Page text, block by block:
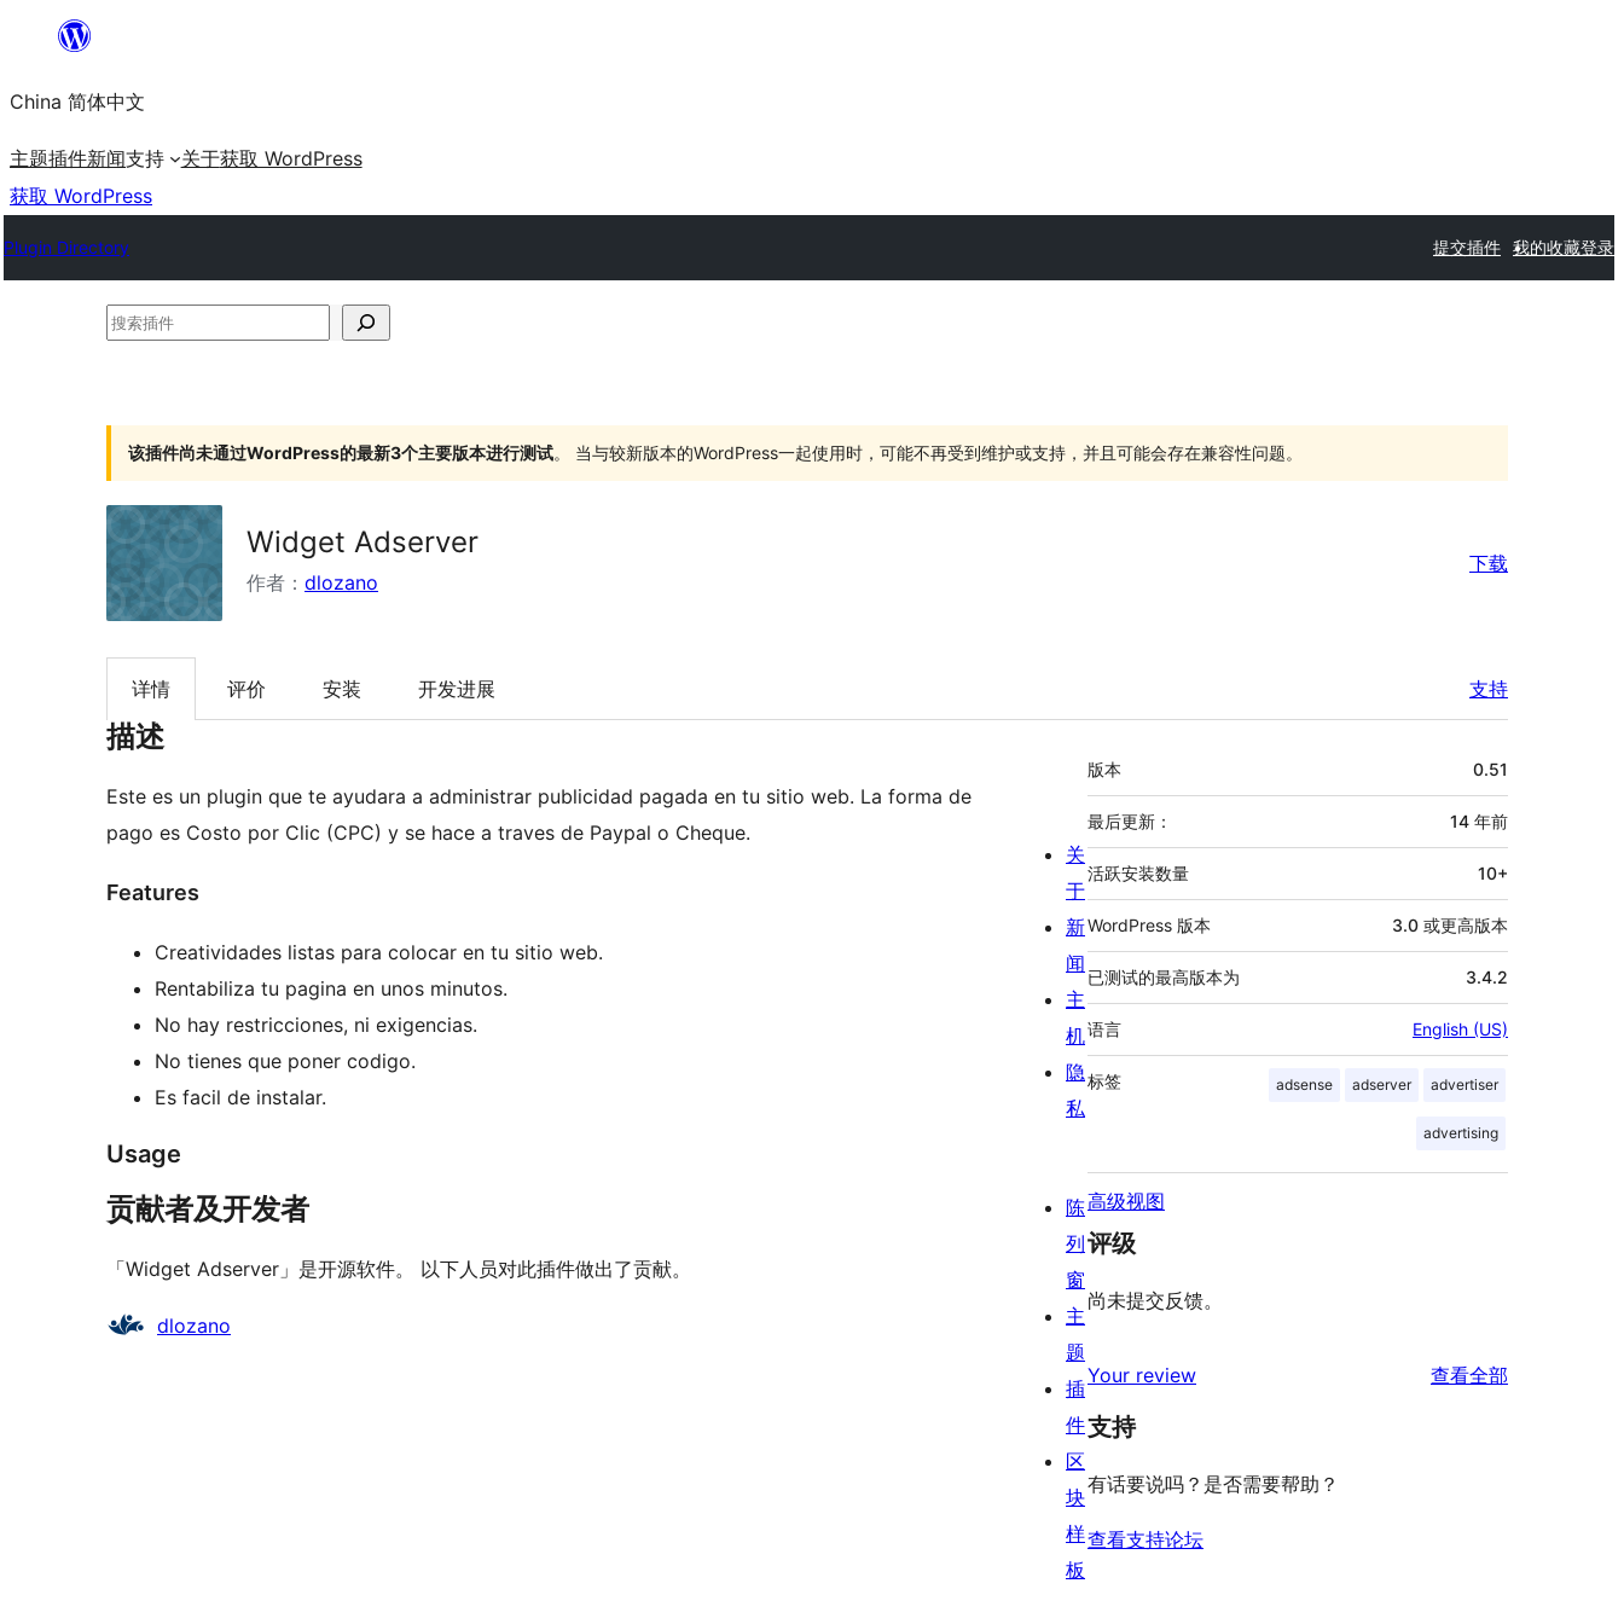
内
容
China 简体中文
主题插件新闻支持 关于获取 WordPress
获取 WordPress
Plugin Directory 提交插件 我的收藏登录
搜
件
该插件尚未通过WordPress的最新3个主要版本进行测试。 当与较新版本的WordPress一起使用时，可能不再受到维护或支持，并且可能会存在兼容性问题。
Widget Adserver
作者： dlozano
下载
详情 评价 安装 开发进展 支持
描述
Este es un plugin que te ayudara a administrar publicidad pagada en tu sitio web. La forma de
pago es Costo por Clic (CPC) y se hace a traves de Paypal o Cheque.
Features
Creatividades listas para colocar en tu sitio web.
Rentabiliza tu pagina en unos minutos.
No hay restricciones, ni exigencias.
No tienes que poner codigo.
Es facil de instalar.
Usage
贡献者及开发者
「Widget Adserver」是开源软件。 以下人员对此插件做出了贡献。
贡
dlozano
额
外
信
息
版本 0.51
最后更新： 14 年前
活跃安装数量 10+
WordPress 版本 3.0 或更高版本
已测试的最高版本为 3.4.2
语言 English (US)
标签 adsense adserver advertiser
advertising
高级视图
评级
尚未提交反馈。
Your review 查看全部
支持
有话要说吗？是否需要帮助？
查看支持论坛
关
于
新
闻
主
机
隐
私
陈
列
窗
主
题
插
件
区
块
样
板